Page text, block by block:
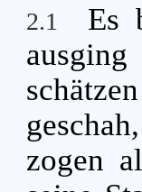
2.1
Es
zogen